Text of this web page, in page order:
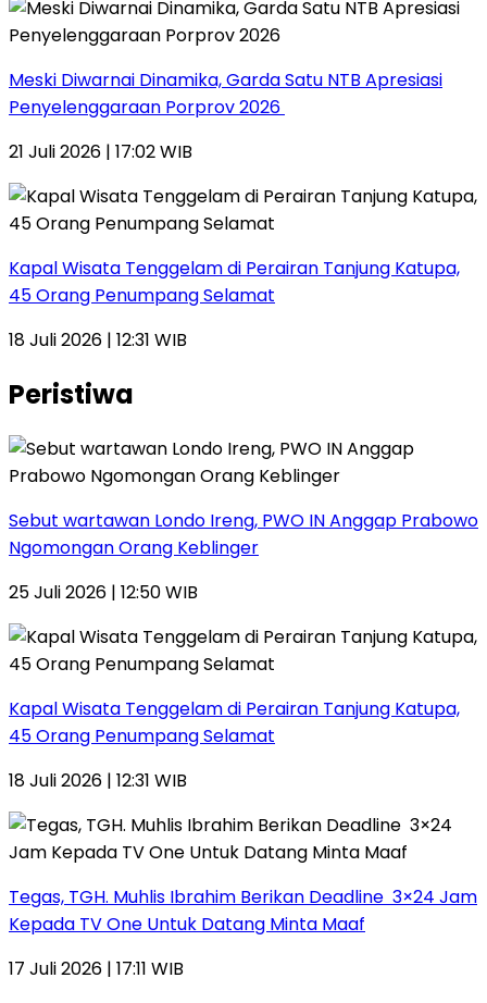
Meski Diwarnai Dinamika, Garda Satu NTB Apresiasi
Penyelenggaraan Porprov 2026 ‎
21 Juli 2026 | 17:02 WIB
Kapal Wisata Tenggelam di Perairan Tanjung Katupa,
45 Orang Penumpang Selamat
18 Juli 2026 | 12:31 WIB
Peristiwa
Sebut wartawan Londo Ireng, PWO IN Anggap Prabowo
Ngomongan Orang Keblinger
25 Juli 2026 | 12:50 WIB
Kapal Wisata Tenggelam di Perairan Tanjung Katupa,
45 Orang Penumpang Selamat
18 Juli 2026 | 12:31 WIB
Tegas, TGH. Muhlis Ibrahim Berikan Deadline 3×24 Jam
Kepada TV One Untuk Datang Minta Maaf
17 Juli 2026 | 17:11 WIB